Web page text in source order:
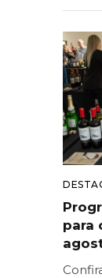
para